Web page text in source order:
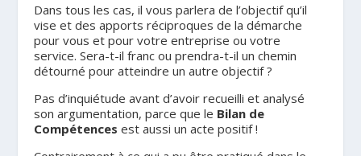
Dans tous les cas, il vous parlera de l’objectif qu’il
vise et des apports réciproques de la démarche
pour vous et pour votre entreprise ou votre
service. Sera-t-il franc ou prendra-t-il un chemin
détourné pour atteindre un autre objectif ?
Pas d’inquiétude avant d’avoir recueilli et analysé
son argumentation, parce que le Bilan de
Compétences est aussi un acte positif !